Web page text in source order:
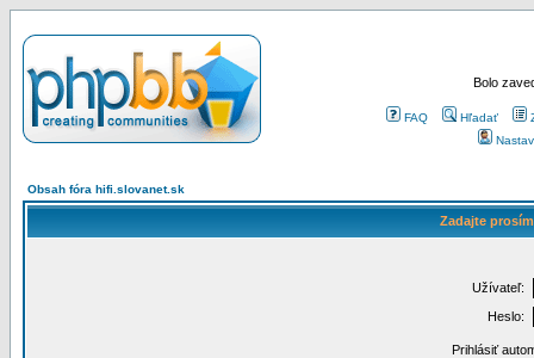
Bolo
FAQ Hľadať
Obsah fóra hifi.slovanet.sk
Zadajte
Užívateľ:
Heslo:
Prihlásiť